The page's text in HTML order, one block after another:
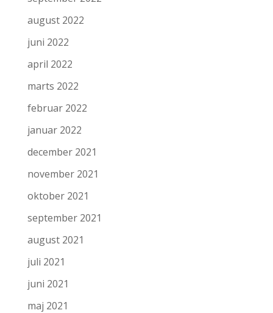
august 2022
juni 2022
april 2022
marts 2022
februar 2022
januar 2022
december 2021
november 2021
oktober 2021
september 2021
august 2021
juli 2021
juni 2021
maj 2021